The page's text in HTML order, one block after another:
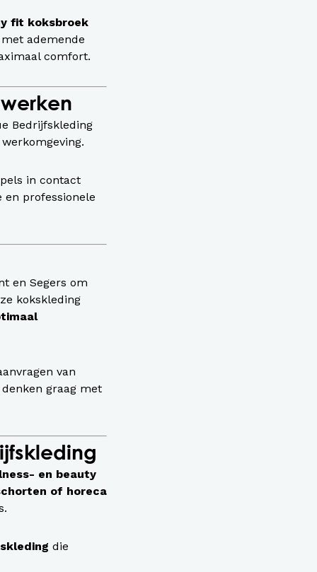
fit koksbroek
ademende
comfort.
Bedrijfskleding
in contact
professionele
en Segers om
kokskleding
van
graag met
en beauty
of horeca
die